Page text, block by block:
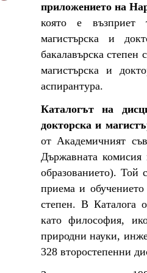
приложението на
която е възприет
магистърска и
бакалавърска
магистърска и
аспирантура.
Каталогът на
докторска и
от Академичният
Държавната комисия
образованието). Той
приема и
степен. В Каталога
като философия,
природни науки,
328 второстепенни